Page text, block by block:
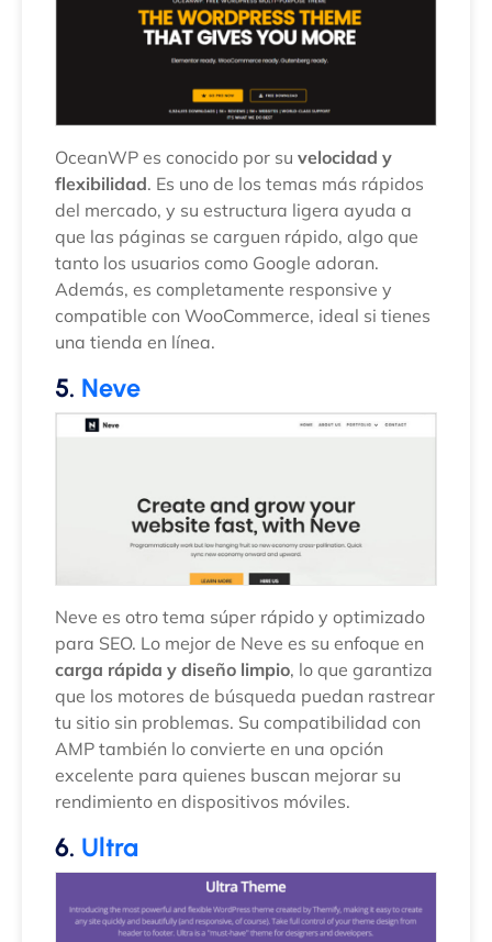
OceanWP es conocido por su velocidad y
flexibilidad. Es uno de los temas más rápidos
del mercado, y su estructura ligera ayuda a
que las páginas se carguen rápido, algo que
tanto los usuarios como Google adoran.
Además, es completamente responsive y
compatible con WooCommerce, ideal si tienes
una tienda en línea.
5. Neve
Neve es otro tema súper rápido y optimizado
para SEO. Lo mejor de Neve es su enfoque en
carga rápida y diseño limpio, lo que garantiza
que los motores de búsqueda puedan rastrear
tu sitio sin problemas. Su compatibilidad con
AMP también lo convierte en una opción
excelente para quienes buscan mejorar su
rendimiento en dispositivos móviles.
6. Ultra